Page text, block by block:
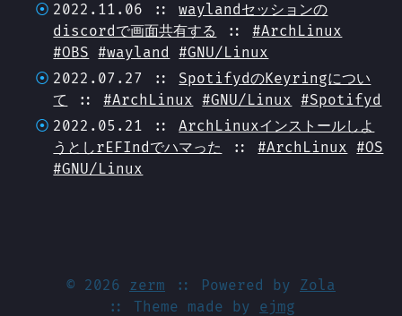
2022.11.06 ::waylandセッションの
discordで画面共有する
::#ArchLinux
#OBS #wayland
#GNU/Linux
2022.07.27 :: SpotifydのKeyringについ
て
::#ArchLinux #GNU/Linux #Spotifyd
2022.05.21 ::ArchLinuxインストールしよ
うとしrEFIndでハマった
::#ArchLinux #OS
#GNU/Linux
© 2026 zerm :: Powered by Zola
:: Theme made by ejmg